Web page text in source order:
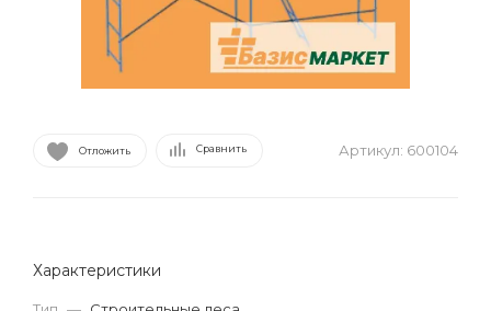
Отложить Сравнить Артикул: 600104
Характеристики